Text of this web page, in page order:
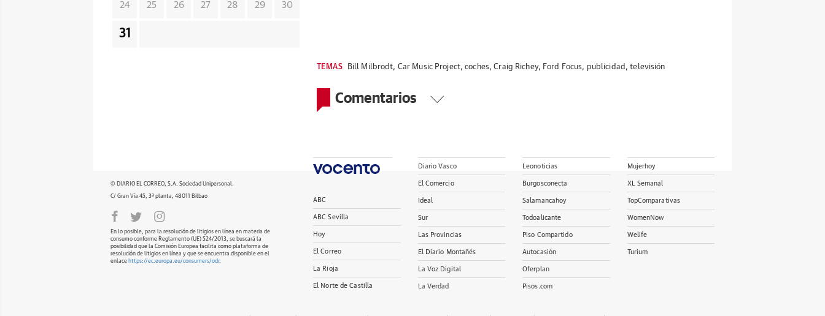
TEMAS Bill Milbrodt, Car Music Project,coches,Craig Richey, Ford Focus, publicidad ,televisión
Comentarios
24 25 26 27 28 29 30
31
© DIARIO EL CORREO, S.A. Sociedad Unipersonal.
C/ Gran Vía 45, 3ª planta, 48011 Bilbao
En lo posible, para la resolución de litigios en línea en materia de
consumo conforme Reglamento (UE) 524/2013, se buscará la
posibilidad que la Comisión Europea facilita como plataforma de
resolución de litigios en línea y que se encuentra disponible en el
enlace https://ec.europa.eu/consumers/odr.
ABC
ABC Sevilla
Hoy
El Correo
La Rioja
El Norte de Castilla
Diario Vasco
El Comercio
Ideal
Sur
Las Provincias
El Diario Montañés
La Voz Digital
La Verdad
Leonoticias
Burgosconecta
Salamancahoy
Todoalicante
Piso Compartido
Autocasión
Oferplan
Pisos.com
Mujerhoy
XL Semanal
TopComparativas
WomenNow
Welife
Turium